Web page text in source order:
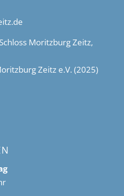
Moritzburg Zeitz,
Zeitz e.V. (2025)